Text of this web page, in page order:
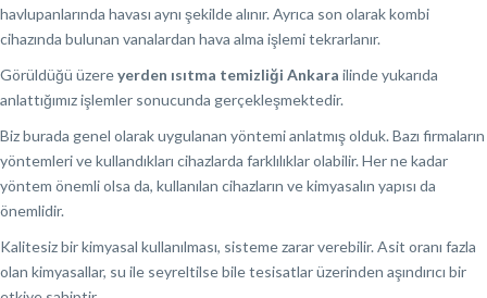
havlupanlarında havası aynı şekilde alınır. Ayrıca son olarak kombi
cihazında bulunan vanalardan hava alma işlemi tekrarlanır.
Görüldüğü üzereyerden ısıtma temizliği Ankara ilinde yukarıda
anlattığımız işlemler sonucunda gerçekleşmektedir.
Biz burada genel olarak uygulanan yöntemi anlatmış olduk. Bazı firmaların
yöntemleri ve kullandıkları cihazlarda farklılıklar olabilir. Her ne kadar
yöntem önemli olsa da, kullanılan cihazların ve kimyasalın yapısı da
önemlidir.
Kalitesiz bir kimyasal kullanılması, sisteme zarar verebilir. Asit oranı fazla
olan kimyasallar, su ile seyreltilse bile tesisatlar üzerinden aşındırıcı bir